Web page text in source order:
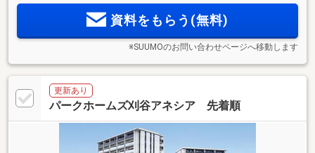
あらゆる施設が集積する大垣駅南エリアに15階建て全42邸
「モアグレース大垣ザ・コート」誕生
資料をもらう(無料)
※SUUMOのお問い合わせページへ移動します
更新あり
パークホームズ刈谷アネシア 先着順